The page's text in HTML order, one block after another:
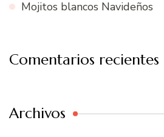
Mojitos blancos Navideños
Comentarios recientes
Archivos